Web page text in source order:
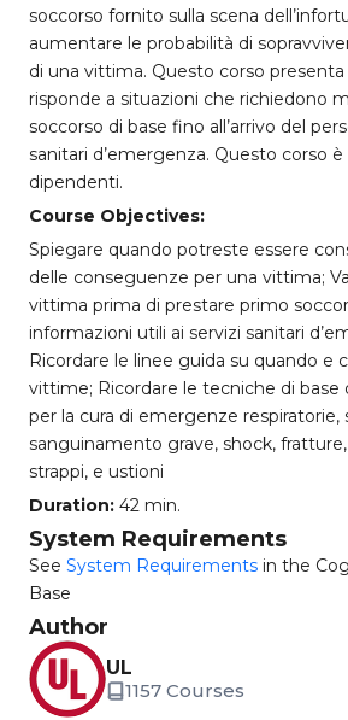
soccorso fornito sulla scena
aumentare le probabilità di
di una vittima. Questo corso presenta
risponde a situazioni che richiedono
soccorso di base fino all’arrivo del
sanitari d’emergenza. Questo corso
dipendenti.
Course Objectives:
Spiegare quando potreste essere
delle conseguenze per una vittima;
vittima prima di prestare primo
informazioni utili ai servizi sanitari
Ricordare le linee guida su quando e
vittime; Ricordare le tecniche di base
per la cura di emergenze
sanguinamento grave, shock,
strappi, e ustioni
Duration: 42 min.
System Requirements
See System Requirements in the
Base
Author
UL
1157 Courses